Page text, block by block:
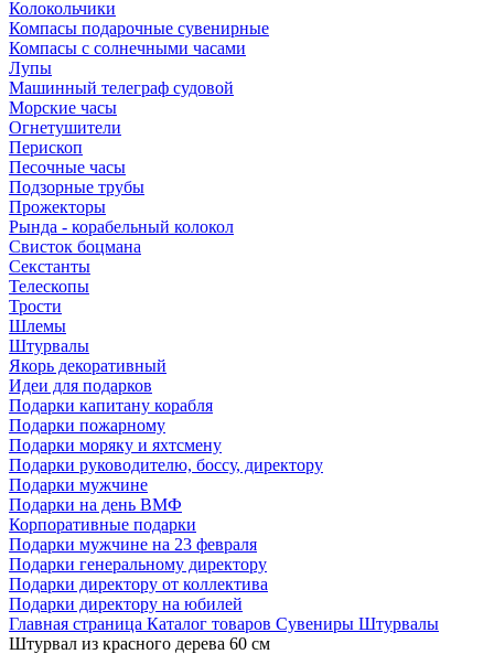
Колокольчики
Компасы подарочные сувенирные
Компасы с солнечными часами
Лупы
Машинный телеграф судовой
Морские часы
Огнетушители
Перископ
Песочные часы
Подзорные трубы
Прожекторы
Рында - корабельный колокол
Свисток боцмана
Секстанты
Телескопы
Трости
Шлемы
Штурвалы
Якорь декоративный
Идеи для подарков
Подарки капитану корабля
Подарки пожарному
Подарки моряку и яхтсмену
Подарки руководителю, боссу, директору
Подарки мужчине
Подарки на день ВМФ
Корпоративные подарки
Подарки мужчине на 23 февраля
Подарки генеральному директору
Подарки директору от коллектива
Подарки директору на юбилей
Главная страница Каталог товаров Сувениры Штурвалы
Штурвал из красного дерева 60 см